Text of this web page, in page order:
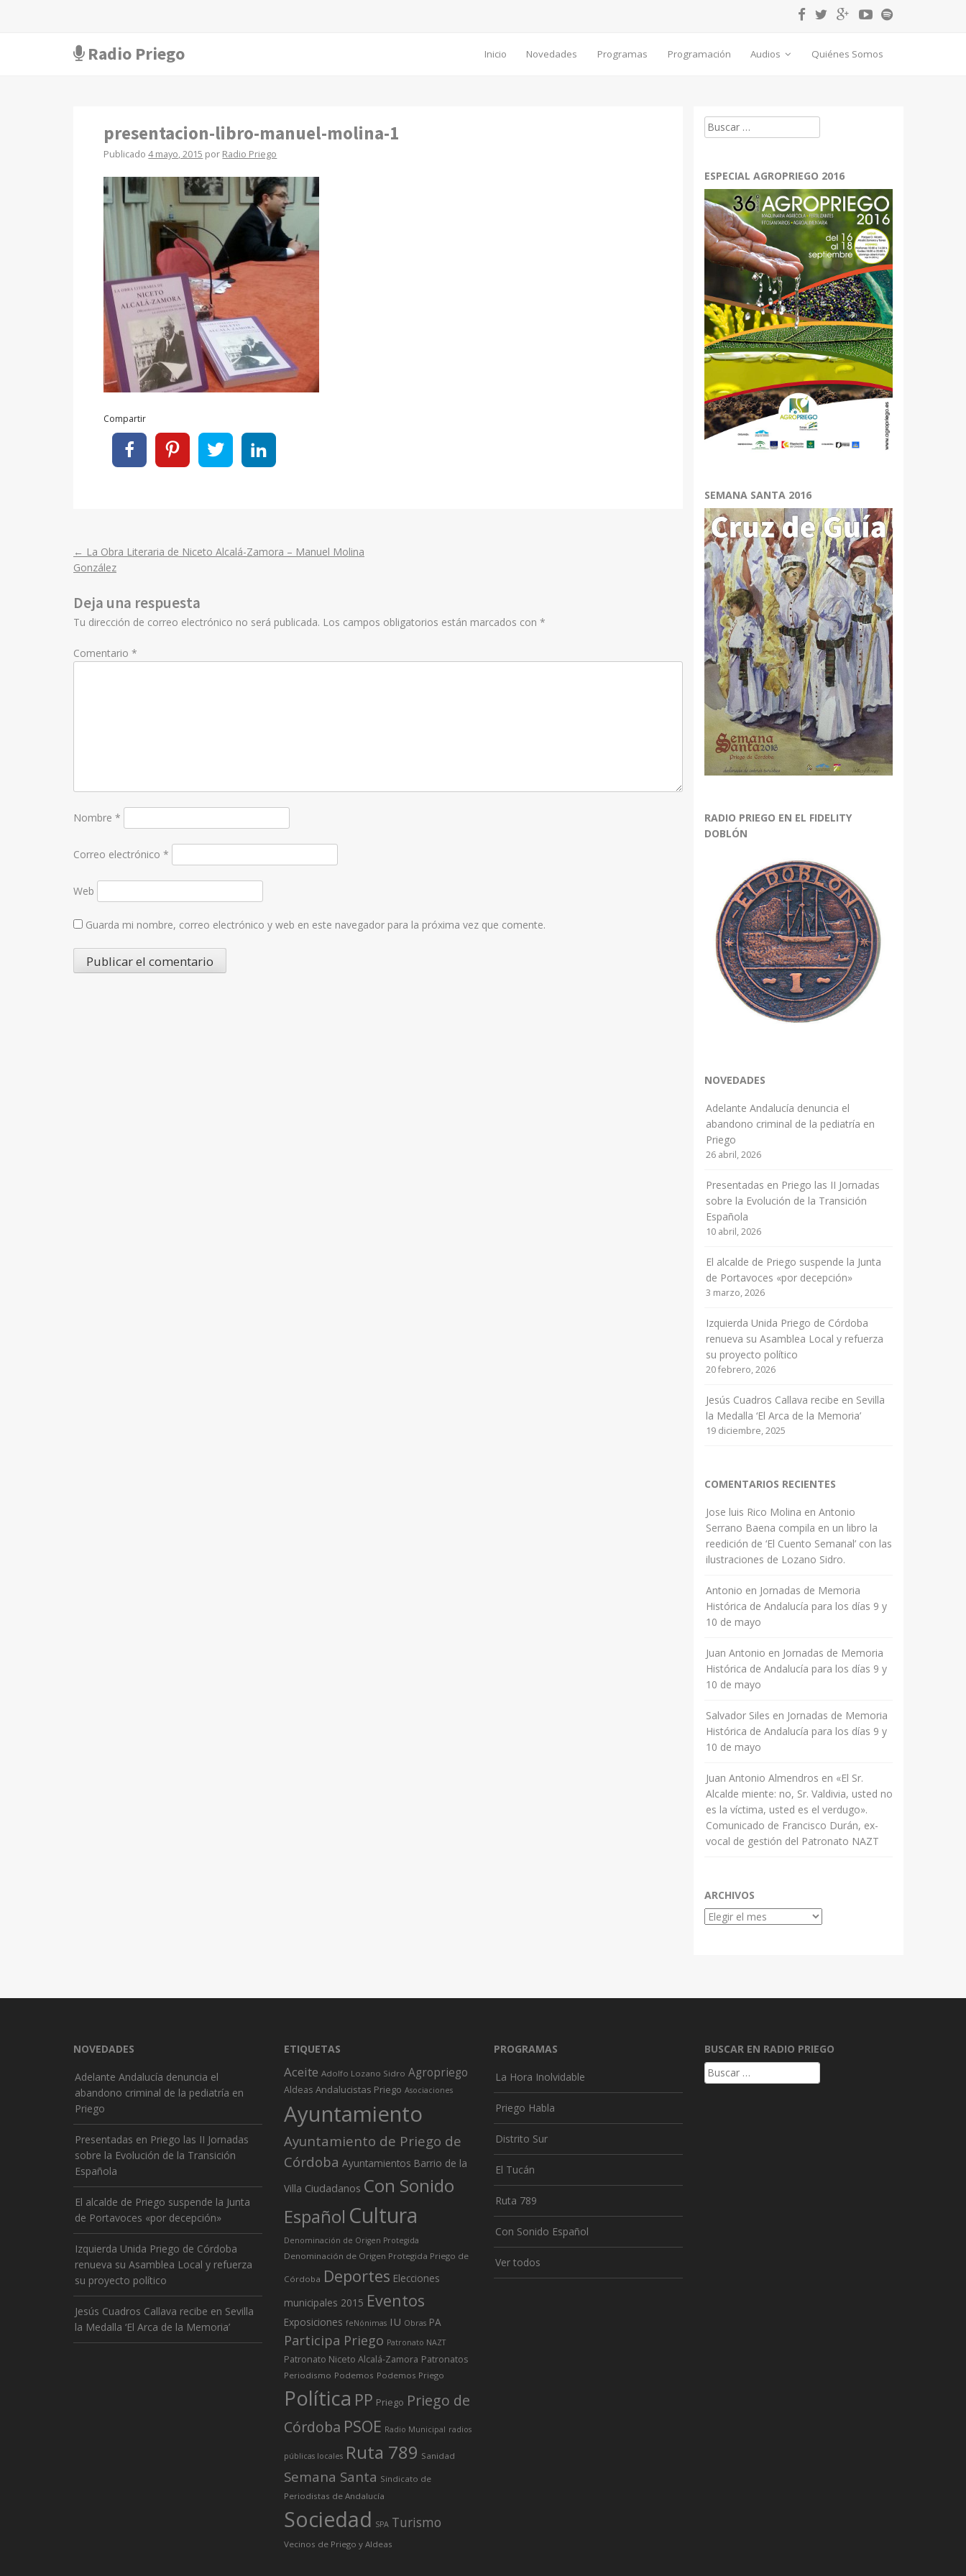
Radio Priego Inicio Novedades Programas Programación Audios Quiénes Somos
presentacion-libro-manuel-molina-1
Publicado4 mayo, 2015 por Radio Priego
Compartir
Post
navigation
← La Obra Literaria de Niceto Alcalá-Zamora – Manuel Molina
González
Deja una respuesta
Tu dirección de correo electrónico no será publicada. Los campos obligatorios están marcados con *
Comentario *
Nombre *
Correo electrónico *
Web
Guarda mi nombre, correo electrónico y web en este navegador para la próxima vez que comente.
Buscar:
ESPECIAL AGROPRIEGO 2016
SEMANA SANTA 2016
RADIO PRIEGO EN EL FIDELITY
DOBLÓN
NOVEDADES
Adelante Andalucía denuncia el
abandono criminal de la pediatría en
Priego
26 abril, 2026
Presentadas en Priego las II Jornadas
sobre la Evolución de la Transición
Española
10 abril, 2026
El alcalde de Priego suspende la Junta
de Portavoces «por decepción»
3 marzo, 2026
Izquierda Unida Priego de Córdoba
renueva su Asamblea Local y refuerza
su proyecto político
20 febrero, 2026
Jesús Cuadros Callava recibe en Sevilla
la Medalla ‘El Arca de la Memoria’
19 diciembre, 2025
COMENTARIOS RECIENTES
Jose luis Rico Molina en Antonio
Serrano Baena compila en un libro la
reedición de ‘El Cuento Semanal’ con las
ilustraciones de Lozano Sidro.
Antonio en Jornadas de Memoria
Histórica de Andalucía para los días 9 y
10 de mayo
Juan Antonio en Jornadas de Memoria
Histórica de Andalucía para los días 9 y
10 de mayo
Salvador Siles en Jornadas de Memoria
Histórica de Andalucía para los días 9 y
10 de mayo
Juan Antonio Almendros en «El Sr.
Alcalde miente: no, Sr. Valdivia, usted no
es la víctima, usted es el verdugo».
Comunicado de Francisco Durán, ex-
vocal de gestión del Patronato NAZT
ARCHIVOS
Archivos
NOVEDADES
Adelante Andalucía denuncia el
abandono criminal de la pediatría en
Priego
Presentadas en Priego las II Jornadas
sobre la Evolución de la Transición
Española
El alcalde de Priego suspende la Junta
de Portavoces «por decepción»
Izquierda Unida Priego de Córdoba
renueva su Asamblea Local y refuerza
su proyecto político
Jesús Cuadros Callava recibe en Sevilla
la Medalla ‘El Arca de la Memoria’
ETIQUETAS
Aceite Adolfo Lozano Sidro Agropriego
Aldeas Andalucistas Priego Asociaciones
Ayuntamiento
Ayuntamiento de Priego de
Córdoba Ayuntamientos Barrio de la
Villa Ciudadanos Con Sonido
Español Cultura
Denominación de Origen Protegida
Denominación de Origen Protegida Priego de
Córdoba Deportes Elecciones
municipales 2015 Eventos
Exposiciones feNónimas IU Obras PA
Participa Priego Patronato NAZT
Patronato Niceto Alcalá-Zamora Patronatos
Periodismo Podemos Podemos Priego
Política PP Priego Priego de
Córdoba PSOE Radio Municipal radios
públicas locales Ruta 789 Sanidad
Semana Santa Sindicato de
Periodistas de Andalucía
Sociedad SPA Turismo
Vecinos de Priego y Aldeas
PROGRAMAS
La Hora Inolvidable
Priego Habla
Distrito Sur
El Tucán
Ruta 789
Con Sonido Español
Ver todos
BUSCAR EN RADIO PRIEGO
Buscar: